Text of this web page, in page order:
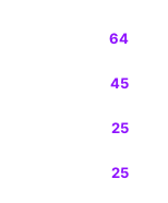
64
45
25
25